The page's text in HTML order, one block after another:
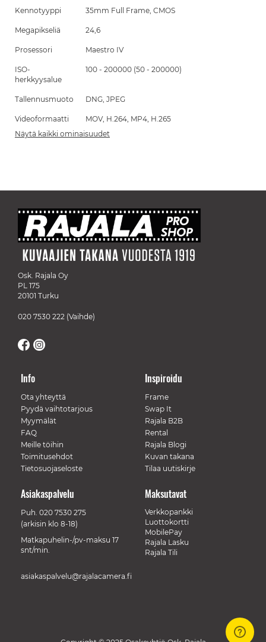
Kennotyyppi 35mm Full Frame, CMOS
Megapikseliä 24,6
Prosessori Maestro IV
ISO-
herkkyysalue
100 - 200000 (50 - 200000)
Tallennusmuoto DNG, JPEG
Videoformaatti
MOV, H.264, MP4, H.265
Näytä kaikki ominaisuudet
Osk. Rajala Oy
PL 175
20101 Turku
020 7530 222 (Vaihde)
Info
Ota yhteyttä
Pyydä vaihtotarjous
Myymälät
FAQ
Meille töihin
Toimitusehdot
Tietosuojaseloste
Inspiroidu
Frame
Swap It
Rajala B2B
Rental
Rajala Blogi
Kuvan takana
Tilaa uutiskirje
Maksutavat
Verkkopankki
Luottokortti
MobilePay
Rajala Lasku
Rajala Tili
Asiakaspalvelu
Puh. 020 7530 275
(arkisin klo 8-18)
Matkapuhelin-/pv-maksu 17
snt/min.
asiakaspalvelu@rajalacamera.fi